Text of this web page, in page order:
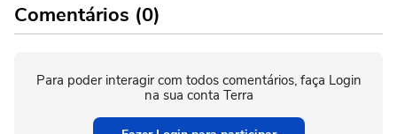
Comentários (0)
Para poder interagir com todos comentários, faça Login
na sua conta Terra